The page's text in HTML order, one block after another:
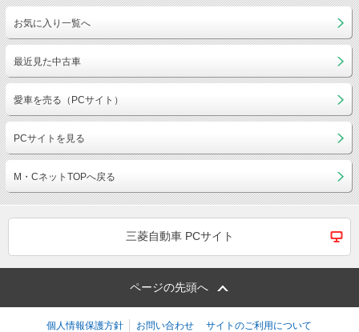
お気に入り一覧へ
最近見た中古車
愛車を売る（PCサイト）
PCサイトを見る
M・CネットTOPへ戻る
三菱自動車 PCサイト
ページの先頭へ
個人情報保護方針 お問い合わせ サイトのご利用について